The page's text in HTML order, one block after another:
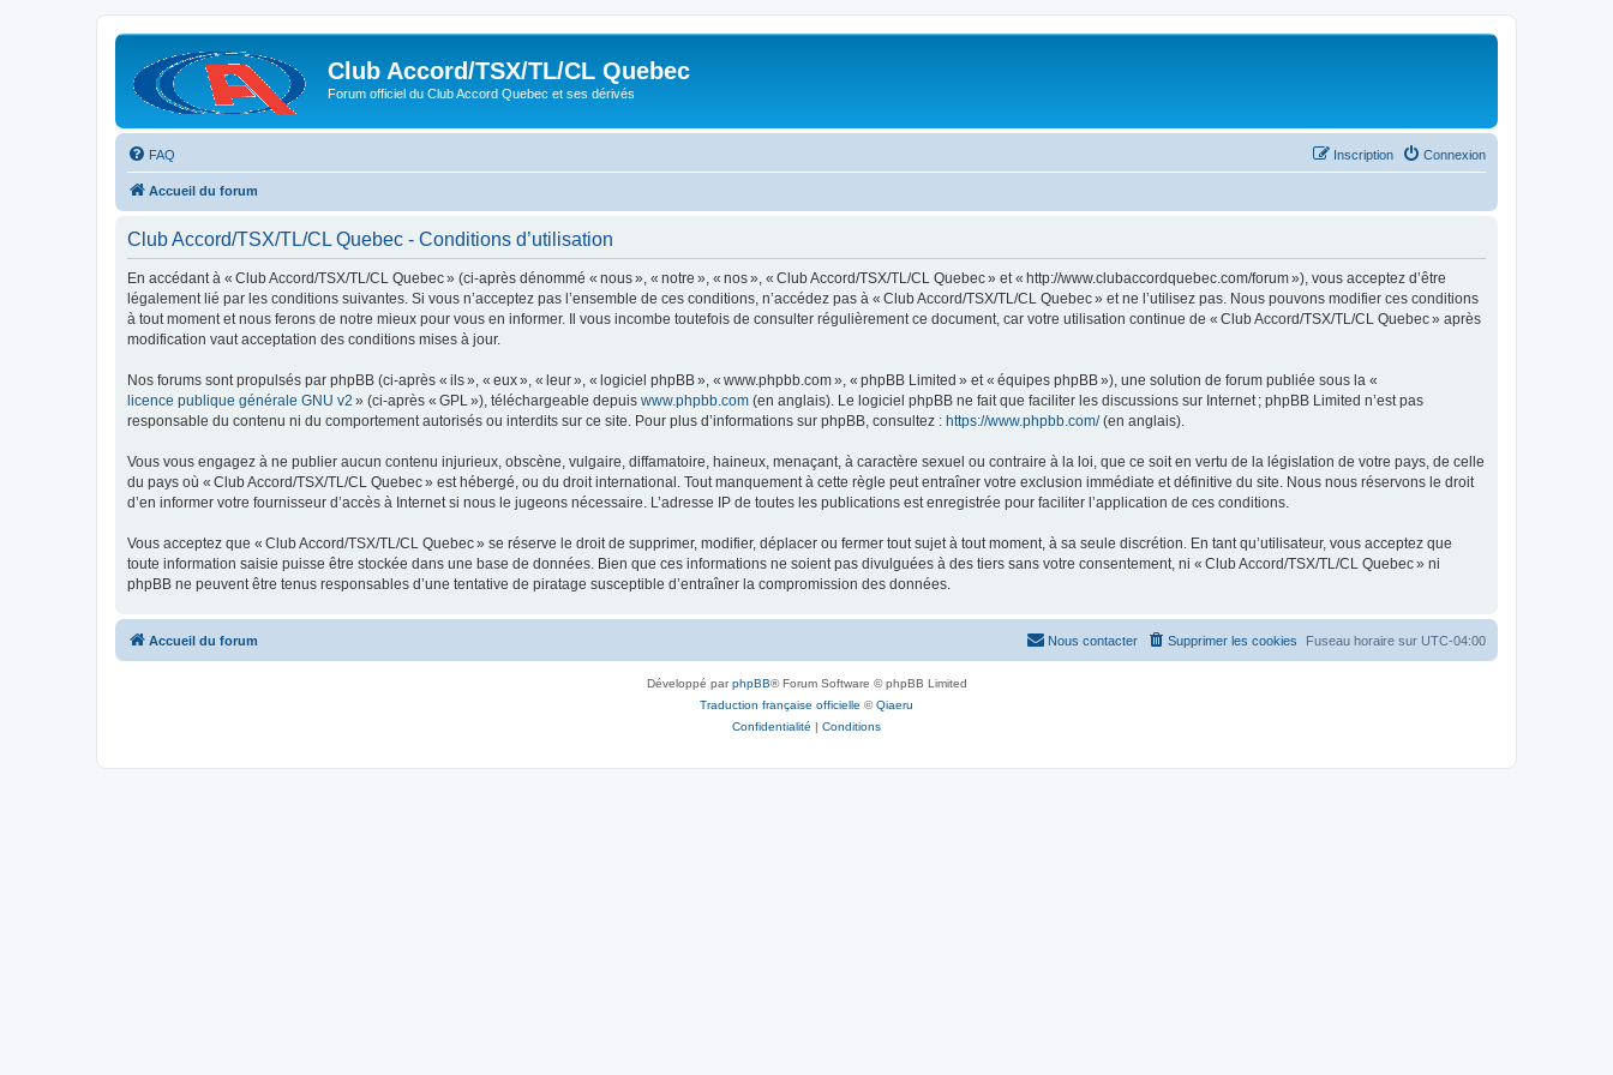
Club Accord/TSX/TL/CL Quebec
Forum officiel du Club Accord Quebec et ses dérivés
FAQ Connexion
Inscription
Accueil du forum
Club Accord/TSX/TL/CL Quebec - Conditions d’utilisation
En accédant à « Club Accord/TSX/TL/CL Quebec » (ci-après dénommé « nous », « notre », « nos », « Club Accord/TSX/TL/CL Quebec » et « http://www.clubaccordquebec.com/forum »), vous acceptez d’être
légalement lié par les conditions suivantes. Si vous n’acceptez pas l’ensemble de ces conditions, n’accédez pas à « Club Accord/TSX/TL/CL Quebec » et ne l’utilisez pas. Nous pouvons modifier ces conditions
à tout moment et nous ferons de notre mieux pour vous en informer. Il vous incombe toutefois de consulter régulièrement ce document, car votre utilisation continue de « Club Accord/TSX/TL/CL Quebec » après
modification vaut acceptation des conditions mises à jour.
Nos forums sont propulsés par phpBB (ci-après « ils », « eux », « leur », « logiciel phpBB », « www.phpbb.com », « phpBB Limited » et « équipes phpBB »), une solution de forum publiée sous la «
licence publique générale GNU v2 » (ci-après « GPL »), téléchargeable depuis www.phpbb.com (en anglais). Le logiciel phpBB ne fait que faciliter les discussions sur Internet ; phpBB Limited n’est pas
responsable du contenu ni du comportement autorisés ou interdits sur ce site. Pour plus d’informations sur phpBB, consultez : https://www.phpbb.com/(en anglais).
Vous vous engagez à ne publier aucun contenu injurieux, obscène, vulgaire, diffamatoire, haineux, menaçant, à caractère sexuel ou contraire à la loi, que ce soit en vertu de la législation de votre pays, de celle
du pays où « Club Accord/TSX/TL/CL Quebec » est hébergé, ou du droit international. Tout manquement à cette règle peut entraîner votre exclusion immédiate et définitive du site. Nous nous réservons le droit
d’en informer votre fournisseur d’accès à Internet si nous le jugeons nécessaire. L’adresse IP de toutes les publications est enregistrée pour faciliter l’application de ces conditions.
Vous acceptez que « Club Accord/TSX/TL/CL Quebec » se réserve le droit de supprimer, modifier, déplacer ou fermer tout sujet à tout moment, à sa seule discrétion. En tant qu’utilisateur, vous acceptez que
toute information saisie puisse être stockée dans une base de données. Bien que ces informations ne soient pas divulguées à des tiers sans votre consentement, ni « Club Accord/TSX/TL/CL Quebec » ni
phpBB ne peuvent être tenus responsables d’une tentative de piratage susceptible d’entraîner la compromission des données.
Accueil du forum Fuseau horaire sur UTC-04:00
Supprimer les cookies
Nous contacter
Développé parphpBB® Forum Software © phpBB Limited
Traduction française officielle ©Qiaeru
Confidentialité | Conditions